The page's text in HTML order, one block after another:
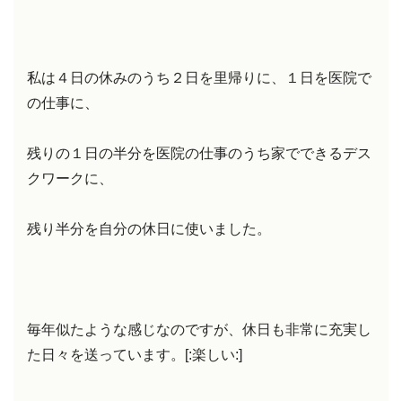
私は４日の休みのうち２日を里帰りに、１日を医院で
の仕事に、
残りの１日の半分を医院の仕事のうち家でできるデス
クワークに、
残り半分を自分の休日に使いました。
毎年似たような感じなのですが、休日も非常に充実し
た日々を送っています。[:楽しい:]